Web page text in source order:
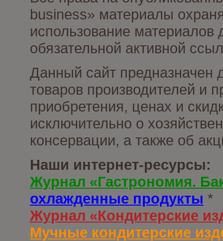
business» материалы
использование материалов
обязательной активной
Данный сайт предназначен
товаров производителей и
приобретения, ценах и
исключительно о
консервации, а также об
Наши интернет-ресурсы:
Журнал «Гастрономия.
охлажденные продукты *
Журнал «Кондитерские
Мучные кондитерские